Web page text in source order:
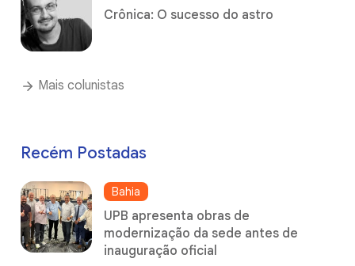
Crônica: O sucesso do astro
Mais colunistas
Recém Postadas
Bahia
UPB apresenta obras de
modernização da sede antes de
inauguração oficial